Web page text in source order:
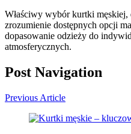
Właściwy wybór kurtki męskiej,
zrozumienie dostępnych opcji
dopasowanie odzieży do
atmosferycznych.
Post Navigation
Previous Article